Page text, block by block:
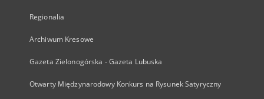
Regionalia
Archiwum Kresowe
Gazeta Zielonogórska - Gazeta Lubuska
Otwarty Międzynarodowy Konkurs na Rysunek Satyryczny